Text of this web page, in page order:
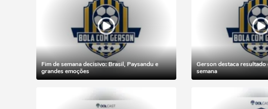
Fim de semana decisivo: Brasil, Paysandu e
grandes emoções
Gerson destaca
semana